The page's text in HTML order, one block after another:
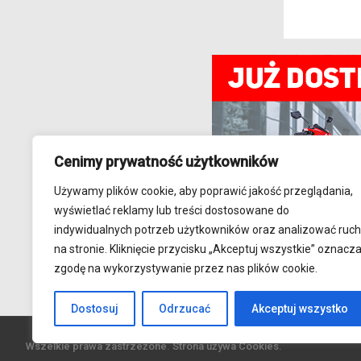
Cenimy prywatność użytkowników
Używamy plików cookie, aby poprawić jakość przeglądania,
wyświetlać reklamy lub treści dostosowane do
indywidualnych potrzeb użytkowników oraz analizować ruch
na stronie. Kliknięcie przycisku „Akceptuj wszystkie” oznacza
zgodę na wykorzystywanie przez nas plików cookie.
Dostosuj Odrzucać Akceptuj wszystko
Wszelkie prawa zastrzeżone. Strona używa Cookies.